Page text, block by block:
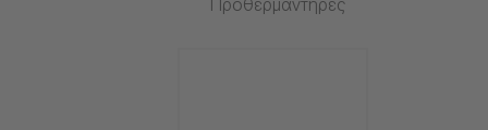
Προθερμαντήρες